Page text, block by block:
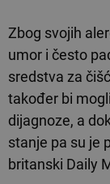
Zbog svojih
umor i često
sredstva za
također bi
dijagnoze, a
stanje pa su je
britanski Daily